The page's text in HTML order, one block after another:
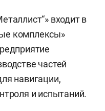
входит в
комплексы»
частей
навигации,
и испытаний.